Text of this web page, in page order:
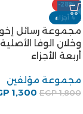
-28%
4 أجزاء
مجموعة رسائل
وخلان الوفا
أربعة الأجزاء
مجموعة مؤلفين
EGP1,800
1,300